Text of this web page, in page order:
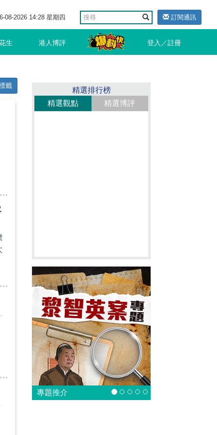
08-2026 14:28 星期四 訂閱通訊
生 港人博評 登入／註冊
籤
精選排行榜
精選觀點
精選博評
專題推介